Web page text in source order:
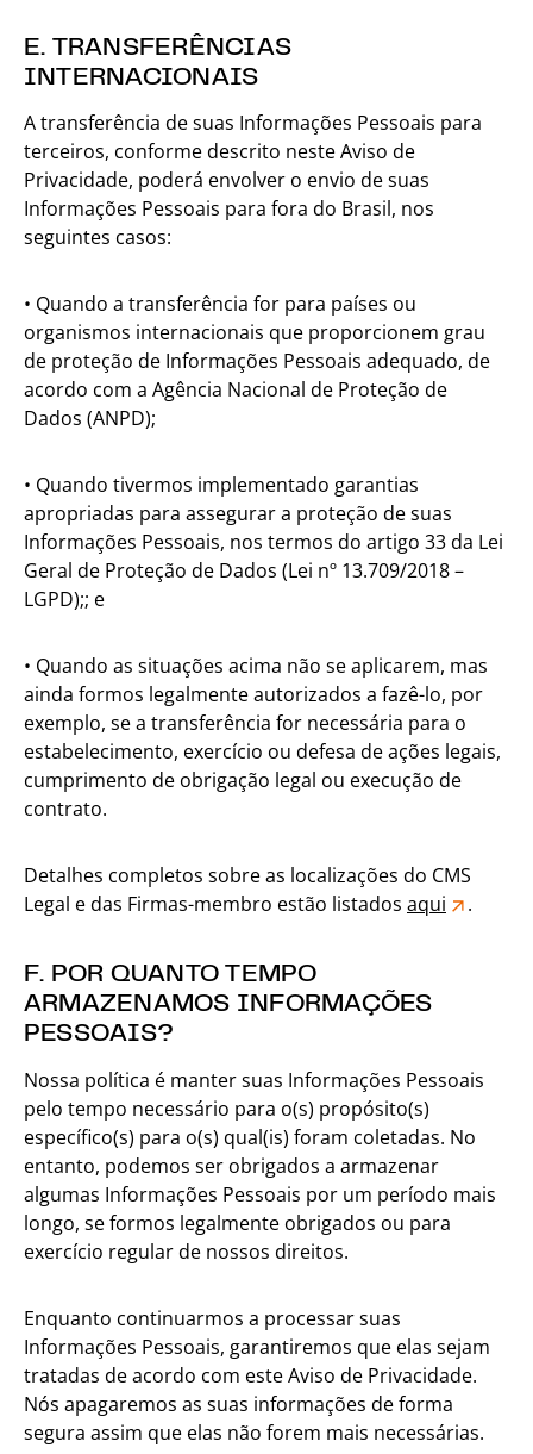
E. TRANSFERÊNCIAS
INTERNACIONAIS
A transferência de suas Informações Pessoais para
terceiros, conforme descrito neste Aviso de
Privacidade, poderá envolver o envio de suas
Informações Pessoais para fora do Brasil, nos
seguintes casos:
• Quando a transferência for para países ou
organismos internacionais que proporcionem grau
de proteção de Informações Pessoais adequado, de
acordo com a Agência Nacional de Proteção de
Dados (ANPD);
• Quando tivermos implementado garantias
apropriadas para assegurar a proteção de suas
Informações Pessoais, nos termos do artigo 33 da Lei
Geral de Proteção de Dados (Lei nº 13.709/2018 –
LGPD);; e
• Quando as situações acima não se aplicarem, mas
ainda formos legalmente autorizados a fazê-lo, por
exemplo, se a transferência for necessária para o
estabelecimento, exercício ou defesa de ações legais,
cumprimento de obrigação legal ou execução de
contrato.
Detalhes completos sobre as localizações do CMS
Legal e das Firmas-membro estão listados aqui .
F. POR QUANTO TEMPO
ARMAZENAMOS INFORMAÇÕES
PESSOAIS?
Nossa política é manter suas Informações Pessoais
pelo tempo necessário para o(s) propósito(s)
específico(s) para o(s) qual(is) foram coletadas. No
entanto, podemos ser obrigados a armazenar
algumas Informações Pessoais por um período mais
longo, se formos legalmente obrigados ou para
exercício regular de nossos direitos.
Enquanto continuarmos a processar suas
Informações Pessoais, garantiremos que elas sejam
tratadas de acordo com este Aviso de Privacidade.
Nós apagaremos as suas informações de forma
segura assim que elas não forem mais necessárias.